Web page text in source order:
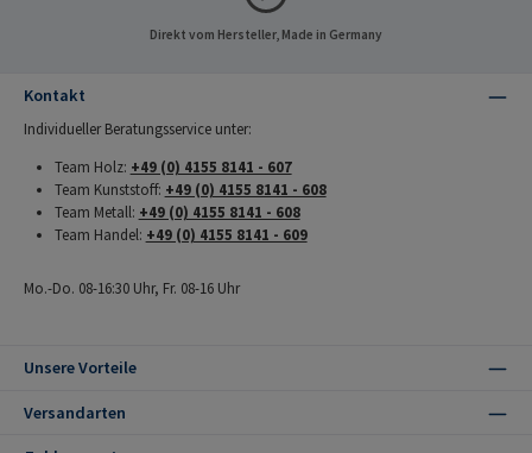
Direkt vom Hersteller, Made in Germany
Kontakt
Individueller Beratungsservice unter:
Team Holz: +49 (0) 4155 8141 - 607
Team Kunststoff: +49 (0) 4155 8141 - 608
Team Metall: +49 (0) 4155 8141 - 608
Team Handel: +49 (0) 4155 8141 - 609
Mo.-Do. 08-16:30 Uhr, Fr. 08-16 Uhr
Unsere Vorteile
Versandarten